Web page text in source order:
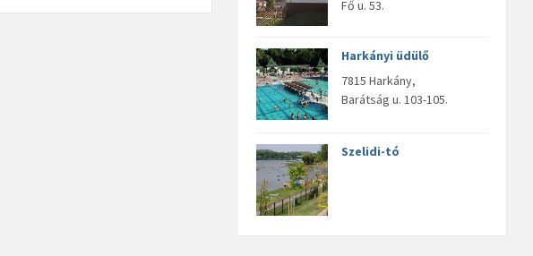
Fő u. 53.
Harkányi üdülő
7815 Harkány,
Barátság u. 103-105.
Szelidi-tó